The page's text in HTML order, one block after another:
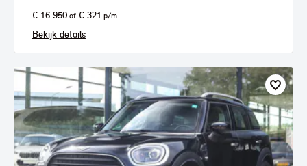
€ 16.950 of € 321 p/m
Bekijk details